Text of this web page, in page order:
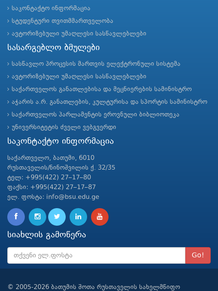
საკონტაქტო ინფორმაცია
სტუდენტური თვითმმართველობა
ავტორიზებული უმაღლესი სასწავლებლები
სასარგებლო ბმულები
სასწავლო პროცესის მართვის ელექტრონული სისტემა
ავტორიზებული უმაღლესი სასწავლებლები
საქართველოს განათლებისა და მეცნიერების სამინისტრო
აჭარის ა.რ. განათლების, კულტურისა და სპორტის სამინისტრო
საქართველოს პარლამენტის ეროვნული ბიბლიოთეკა
უნივერსიტეტის ძველი ვებგვერდი
საკონტაქტო ინფორმაცია
საქართველო, ბათუმი, 6010
რუსთაველის/ნინოშვილის ქ. 32/35
ტელ: +995(422) 27–17–80
ფაქსი: +995(422) 27–17–87
ელ. ფოსტა: info@bsu.edu.ge
სიახლის გამოწერა
Go!
© 2005-2026 ბათუმის შოთა რუსთაველის სახელმწიფო